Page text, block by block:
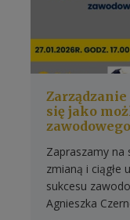
się jako
zawodowego
Zapraszamy na
zmianą i ciągłe
sukcesu
Agnieszka